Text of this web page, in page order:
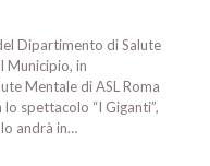
Dipartimento di Salute
Municipio, in
Mentale di ASL Roma
spettacolo “I Giganti”,
andrà in…